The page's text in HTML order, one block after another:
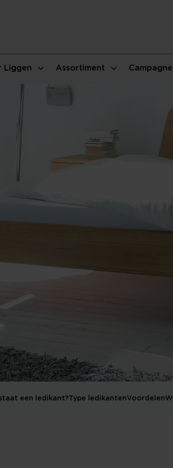
Liggen Assortiment
een ledikant?Type ledikantenVoordelen